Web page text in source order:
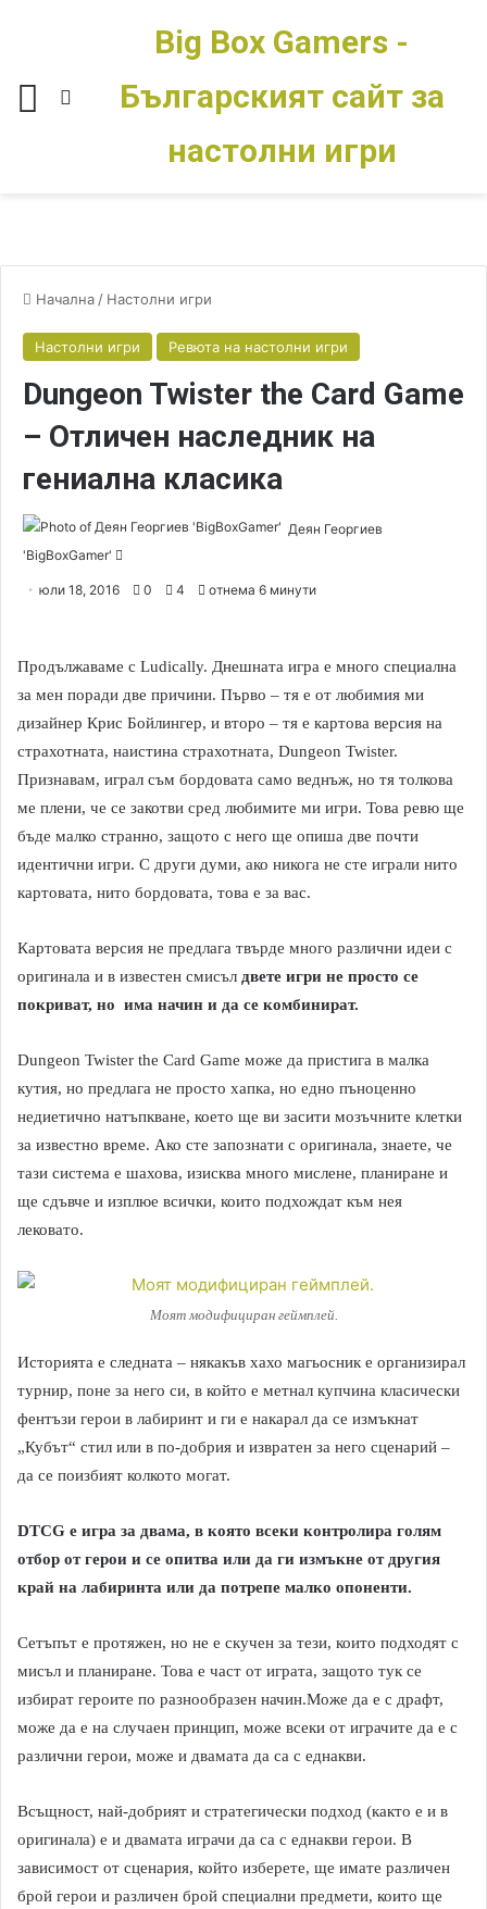
Меню Switch skin
Big Box Gamers -
Българският сайт за
настолни игри
Начална / Настолни игри
Настолни игри Ревюта на настолни игри
Dungeon Twister the Card Game
– Отличен наследник на
гениална класика
Деян Георгиев
'BigBoxGamer'
i
l
юли 18, 2016 0 4 отнема 6 минути
Продължаваме с Ludically. Днешната игра е много специална
за мен поради две причини. Първо – тя е от любимия ми
дизайнер Крис Бойлингер, и второ – тя е картова версия на
страхотната, наистина страхотната, Dungeon Twister.
Признавам, играл съм бордовата само веднъж, но тя толкова
ме плени, че се закотви сред любимите ми игри. Това ревю ще
бъде малко странно, защото с него ще опиша две почти
идентични игри. С други думи, ако никога не сте играли нито
картовата, нито бордовата, това е за вас.
Картовата версия не предлага твърде много различни идеи с
оригинала и в известен смисъл двете игри не просто се
покриват, но има начин и да се комбинират.
Dungeon Twister the Card Game може да пристига в малка
кутия, но предлага не просто хапка, но едно пъноценно
недиетично натъпкване, което ще ви засити мозъчните клетки
за известно време. Ако сте запознати с оригинала, знаете, че
тази система е шахова, изисква много мислене, планиране и
ще сдъвче и изплюе всички, които подхождат към нея
лековато.
Моят модифициран геймплей.
Историята е следната – някакъв хахо магьосник е организирал
турнир, поне за него си, в който е метнал купчина класически
фентъзи герои в лабиринт и ги е накарал да се измъкнат
„Кубът“ стил или в по-добрия и извратен за него сценарий –
да се поизбият колкото могат.
DTCG е игра за двама, в която всеки контролира голям
отбор от герои и се опитва или да ги измъкне от другия
край на лабиринта или да потрепе малко опоненти.
Сетъпът е протяжен, но не е скучен за тези, които подходят с
мисъл и планиране. Това е част от играта, защото тук се
избират героите по разнообразен начин.Може да е с драфт,
може да е на случаен принцип, може всеки от играчите да е с
различни герои, може и двамата да са с еднакви.
Всъщност, най-добрият и стратегически подход (както е и в
оригинала) е и двамата играчи да са с еднакви герои. В
зависимост от сценария, който изберете, ще имате различен
брой герои и различен брой специални предмети, които ще